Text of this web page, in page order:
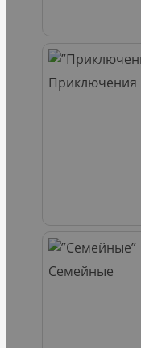
Приключения
Семейные